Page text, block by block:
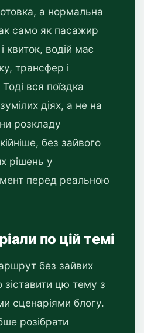
а нормальна
само як пасажир
квиток, водій має
трансфер і
вся поїздка
діях, а не на
розкладу
без зайвого
рішень у
перед реальною
по цій темі
без зайвих
зіставити цю тему з
сценаріями блогу.
розібрати